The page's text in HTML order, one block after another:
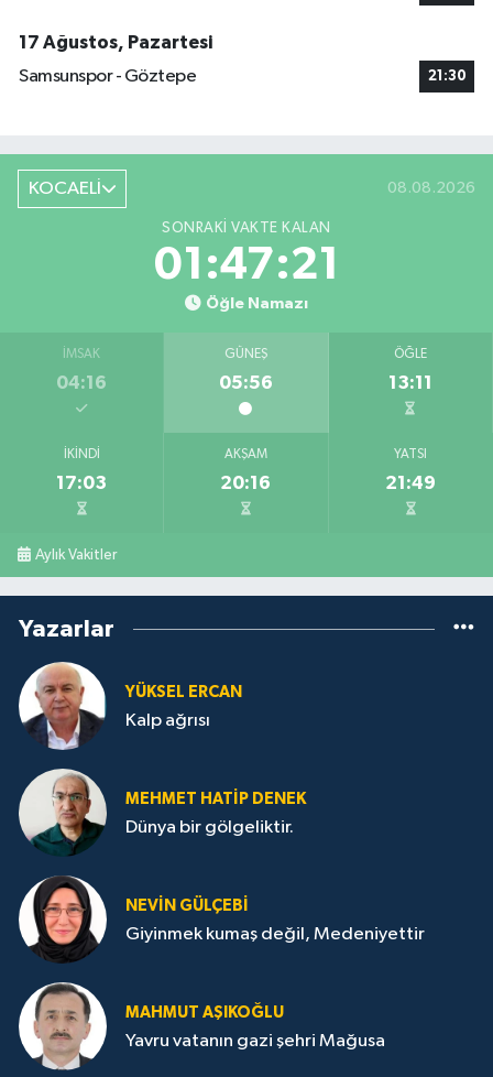
17 Ağustos, Pazartesi
Samsunspor - Göztepe
21:30
KOCAELİ 08.08.2026
SONRAKI VAKTE KALAN
01:47:21
Öğle Namazı
İMSAK
04:16
GÜNEŞ
05:56
ÖĞLE
13:11
İKINDI
17:03
AKŞAM
20:16
YATSI
21:49
Aylık Vakitler
Yazarlar
YÜKSEL ERCAN
Kalp ağrısı
MEHMET HATİP DENEK
Dünya bir gölgeliktir.
NEVİN GÜLÇEBİ
Giyinmek kumaş değil, Medeniyettir
MAHMUT AŞIKOĞLU
Yavru vatanın gazi şehri Mağusa